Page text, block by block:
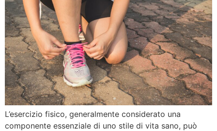
L’esercizio fisico, generalmente considerato una
componente essenziale di uno stile di vita sano, può